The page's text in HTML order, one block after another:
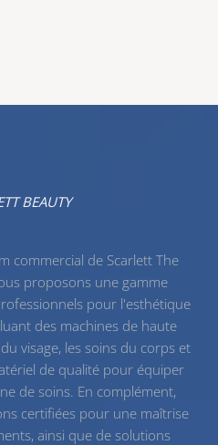
BEAUTY
commercial de Scarlett The
proposons une gamme
pour l'esthétique
des machines de haute
visage, les soins du corps et
de qualitépour équiper
de soins. En complément,
certifiéespour une maîtrise
ainsi que de solutions